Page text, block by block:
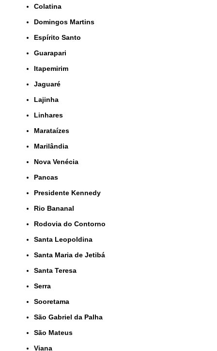
Colatina
Domingos Martins
Espírito Santo
Guarapari
Itapemirim
Jaguaré
Lajinha
Linhares
Marataízes
Marilândia
Nova Venécia
Pancas
Presidente Kennedy
Rio Bananal
Rodovia do Contorno
Santa Leopoldina
Santa Maria de Jetibá
Santa Teresa
Serra
Sooretama
São Gabriel da Palha
São Mateus
Viana